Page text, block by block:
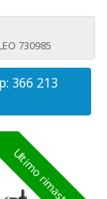
730985
366 213
Ultimo rimasto!